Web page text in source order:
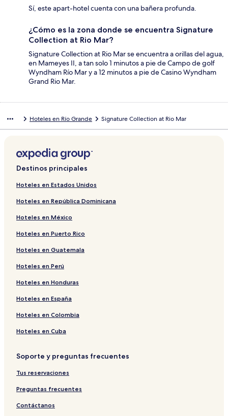
Sí, este apart-hotel cuenta con una bañera profunda.
¿Cómo es la zona donde se encuentra Signature
Collection at Rio Mar?
Signature Collection at Rio Mar se encuentra a orillas del agua,
en Mameyes II, a tan solo 1 minutos a pie de Campo de golf
Wyndham Río Mar y a 12 minutos a pie de Casino Wyndham
Grand Rio Mar.
Hoteles en Río Grande Signature Collection at Rio Mar
Destinos principales
Hoteles en Estados Unidos
Hoteles en República Dominicana
Hoteles en México
Hoteles en Puerto Rico
Hoteles en Guatemala
Hoteles en Perú
Hoteles en Honduras
Hoteles en España
Hoteles en Colombia
Hoteles en Cuba
Soporte y preguntas frecuentes
Tus reservaciones
Preguntas frecuentes
Contáctanos